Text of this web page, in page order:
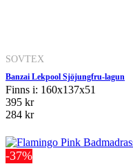
SOVTEX
Banzai Lekpool Sjöjungfru-lagun
Finns i: 160x137x51
395 kr
284 kr
-37%